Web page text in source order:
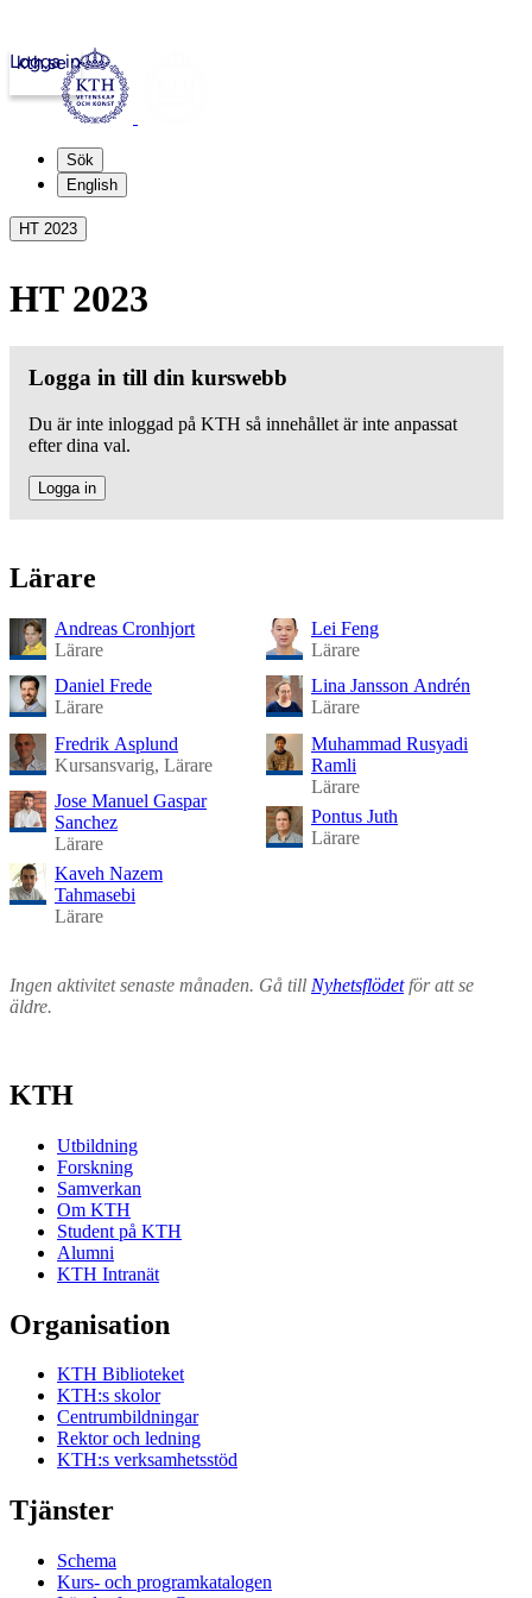
kth.se
Logga in
Sök
English
HT 2023
HT 2023
Logga in till din kurswebb
Du är inte inloggad på KTH så innehållet är inte anpassat
efter dina val.
Logga in
Lärare
Andreas Cronhjort
Lärare
Daniel Frede
Lärare
Fredrik Asplund
Kursansvarig, Lärare
Jose Manuel Gaspar
Sanchez
Lärare
Kaveh Nazem
Tahmasebi
Lärare
Lei Feng
Lärare
Lina Jansson Andrén
Lärare
Muhammad Rusyadi
Ramli
Lärare
Pontus Juth
Lärare
Ingen aktivitet senaste månaden. Gå till Nyhetsflödetför att se
äldre.
KTH
Utbildning
Forskning
Samverkan
Om KTH
Student på KTH
Alumni
KTH Intranät
Organisation
KTH Biblioteket
KTH:s skolor
Centrumbildningar
Rektor och ledning
KTH:s verksamhetsstöd
Tjänster
Schema
Kurs- och programkatalogen